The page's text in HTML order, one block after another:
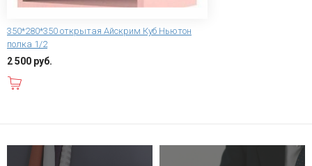
350*280*350 открытая Айскрим Куб Ньютон
полка 1/2
2 500 руб.